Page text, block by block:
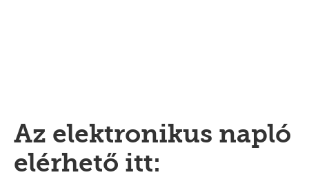
Az elektronikus napló
elérhető itt: